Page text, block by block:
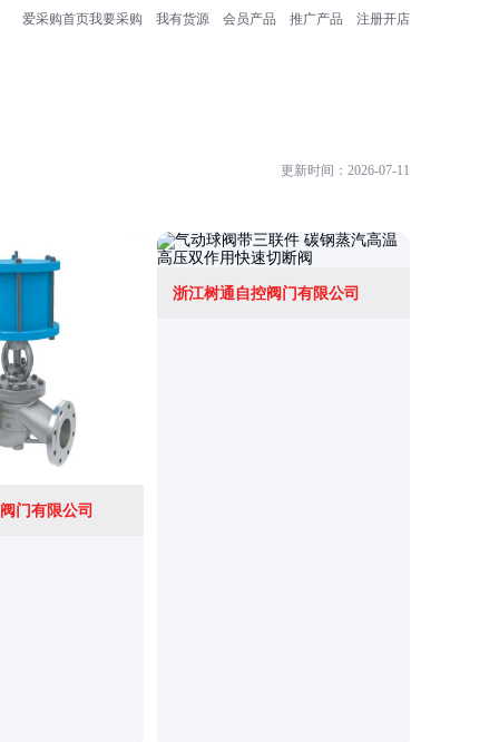
爱采购首页我要采购 我有货源 会员产品 推广产品 注册开店
更新时间：2026-07-11
门有限公司
浙江树通自控阀门有限公司